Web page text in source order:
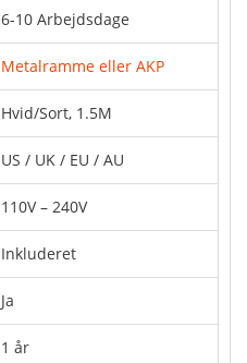
6-10 Arbejdsdage
Metalramme eller AKP
Hvid/Sort, 1.5M
US / UK / EU / AU
110V – 240V
Inkluderet
Ja
1 år